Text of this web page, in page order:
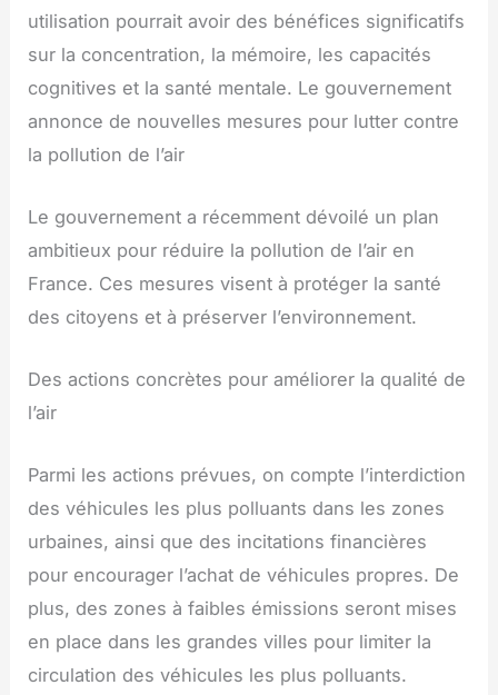
utilisation pourrait avoir des bénéfices significatifs
sur la concentration, la mémoire, les capacités
cognitives et la santé mentale. Le gouvernement
annonce de nouvelles mesures pour lutter contre
la pollution de l’air
Le gouvernement a récemment dévoilé un plan
ambitieux pour réduire la pollution de l’air en
France. Ces mesures visent à protéger la santé
des citoyens et à préserver l’environnement.
Des actions concrètes pour améliorer la qualité de
l’air
Parmi les actions prévues, on compte l’interdiction
des véhicules les plus polluants dans les zones
urbaines, ainsi que des incitations financières
pour encourager l’achat de véhicules propres. De
plus, des zones à faibles émissions seront mises
en place dans les grandes villes pour limiter la
circulation des véhicules les plus polluants.